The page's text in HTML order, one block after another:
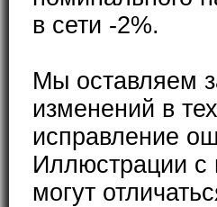
в сети -2%.
Мы оставляем
изменений в
исправление
Иллюстрации с
могут